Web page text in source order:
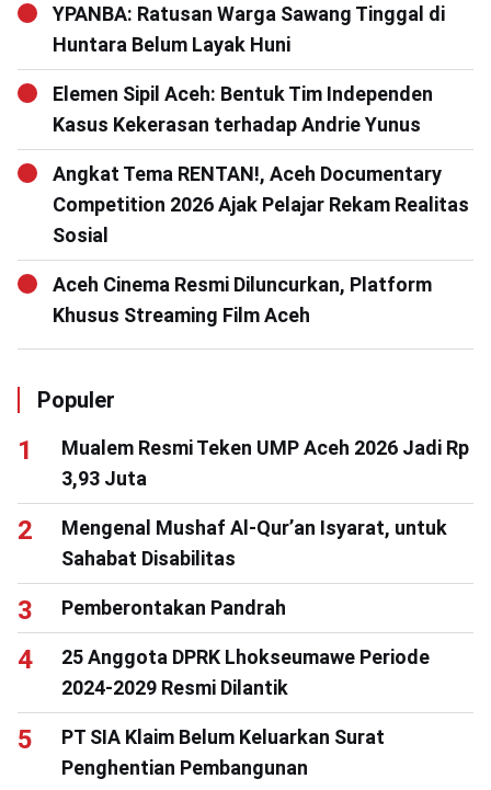
YPANBA: Ratusan Warga Sawang Tinggal di
Huntara Belum Layak Huni
Elemen Sipil Aceh: Bentuk Tim Independen
Kasus Kekerasan terhadap Andrie Yunus
Angkat Tema RENTAN!, Aceh Documentary
Competition 2026 Ajak Pelajar Rekam Realitas
Sosial
Aceh Cinema Resmi Diluncurkan, Platform
Khusus Streaming Film Aceh
Populer
Mualem Resmi Teken UMP Aceh 2026 Jadi Rp
3,93 Juta
Mengenal Mushaf Al-Qur’an Isyarat, untuk
Sahabat Disabilitas
Pemberontakan Pandrah
25 Anggota DPRK Lhokseumawe Periode
2024-2029 Resmi Dilantik
PT SIA Klaim Belum Keluarkan Surat
Penghentian Pembangunan